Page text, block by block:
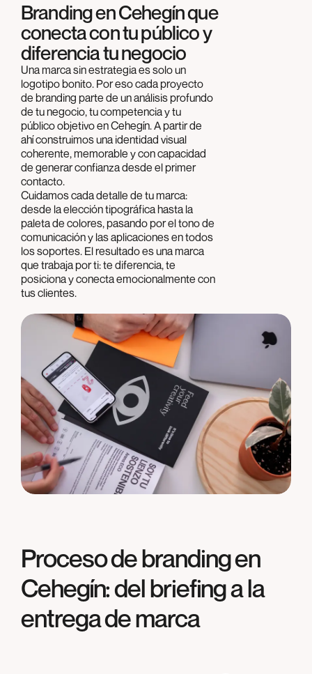
Branding en Cehegín que
conecta con tu público y
diferencia tu negocio
Una marca sin estrategia es solo un
logotipo bonito. Por eso cada proyecto
de branding parte de un análisis profundo
de tu negocio, tu competencia y tu
público objetivo en Cehegín. A partir de
ahí construimos una identidad visual
coherente, memorable y con capacidad
de generar confianza desde el primer
contacto.
Cuidamos cada detalle de tu marca:
desde la elección tipográfica hasta la
paleta de colores, pasando por el tono de
comunicación y las aplicaciones en todos
los soportes. El resultado es una marca
que trabaja por ti: te diferencia, te
posiciona y conecta emocionalmente con
tus clientes.
Proceso de branding en
Cehegín: del briefing a la
entrega de marca